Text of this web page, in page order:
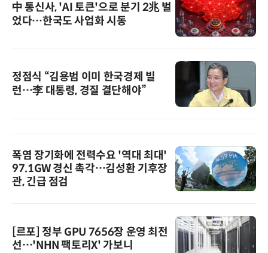
中 통신사, 'AI 토큰'으로 분기 2兆 벌
었다…한국도 사업화 시동
정점식 “김용범 이미 한국경제 빌
런…李 대통령, 경질 결단해야”
폭염 장기화에 전력수요 '역대 최대'
97.1GW 경신 촉각…김성환 기후장
관, 긴급 점검
[르포] 정부 GPU 7656장 운영 최전
선…'NHN 팩토리X' 가보니